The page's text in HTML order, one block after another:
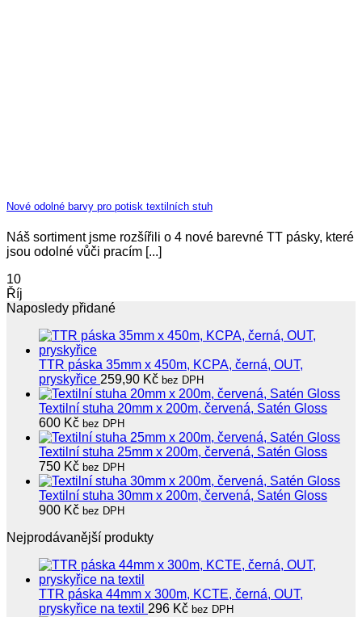
Nové odolné barvy pro potisk textilních stuh
Náš sortiment jsme rozšířili o 4 nové barevné TT pásky, které
jsou odolné vůči pracím [...]
10
Říj
Naposledy přidané
TTR páska 35mm x 450m, KCPA, černá, OUT,
pryskyřice 259,90 Kč bez DPH
Textilní stuha 20mm x 200m, červená, Satén Gloss
600 Kč bez DPH
Textilní stuha 25mm x 200m, červená, Satén Gloss
750 Kč bez DPH
Textilní stuha 30mm x 200m, červená, Satén Gloss
900 Kč bez DPH
Nejprodávanější produkty
TTR páska 44mm x 300m, KCTE, černá, OUT,
pryskyřice na textil 296 Kč bez DPH